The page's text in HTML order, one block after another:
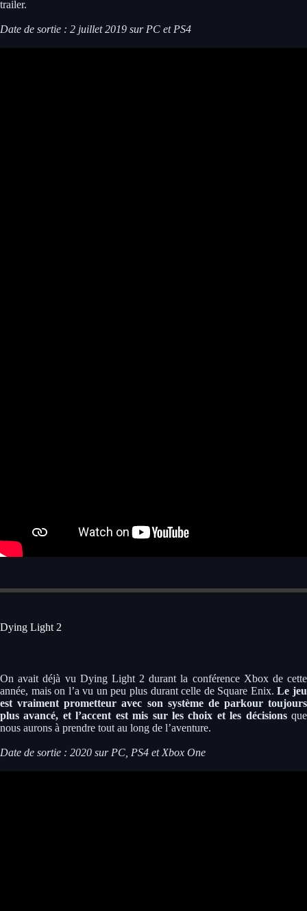
trailer.
Date de sortie : 2 juillet 2019 sur PC et PS4
Dying Light 2
On avait déjà vu Dying Light 2 durant la conférence Xbox de cette
année, mais on l’a vu un peu plus durant celle de Square Enix.Le jeu
est vraiment prometteur avec son système de parkour toujours
plus avancé, et l’accent est mis sur les choix et les décisionsque
nous aurons à prendre tout au long de l’aventure.
Date de sortie : 2020 sur PC, PS4 et Xbox One